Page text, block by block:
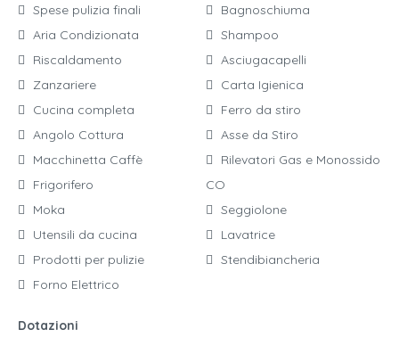
Spese pulizia finali
Aria Condizionata
Riscaldamento
Zanzariere
Cucina completa
Angolo Cottura
Macchinetta Caffè
Frigorifero
Moka
Utensili da cucina
Prodotti per pulizie
Forno Elettrico
Bagnoschiuma
Shampoo
Asciugacapelli
Carta Igienica
Ferro da stiro
Asse da Stiro
Rilevatori Gas e Monossido
CO
Seggiolone
Lavatrice
Stendibiancheria
Dotazioni